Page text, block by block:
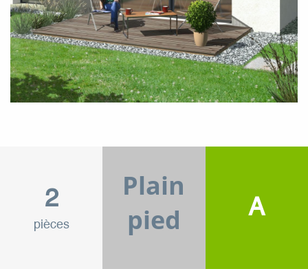
2
pièces
Plain
pied
A